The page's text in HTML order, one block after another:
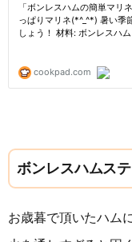
ボンレスハムス
お歳暮で頂いたハム